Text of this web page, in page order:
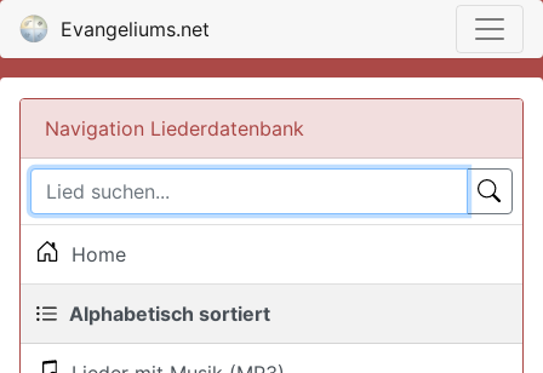
Evangeliums.net
Navigation Liederdatenbank
Home
Alphabetisch sortiert